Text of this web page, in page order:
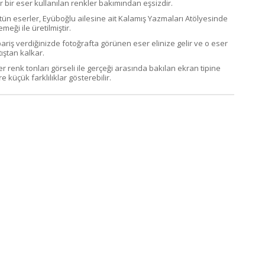
bir eser kullanılan renkler bakımından eşsizdir.
eserler, Eyüboğlu ailesine ait Kalamış Yazmaları Atölyesinde
ile üretilmiştir.
verdiğinizde fotoğrafta görünen eser elinize gelir ve o eser
kalkar.
renk tonları görseli ile gerçeği arasında bakılan ekran tipine
küçük farklılıklar gösterebilir.